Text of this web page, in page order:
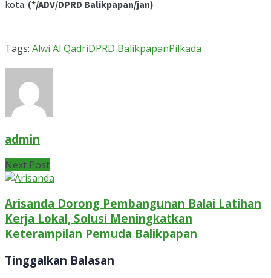
kota. (*/ADV/DPRD Balikpapan/jan)
Tags: Alwi Al QadriDPRD BalikpapanPilkada
admin
Next Post
Arisanda Dorong Pembangunan Balai Latihan
Kerja Lokal, Solusi Meningkatkan
Keterampilan Pemuda Balikpapan
Tinggalkan Balasan